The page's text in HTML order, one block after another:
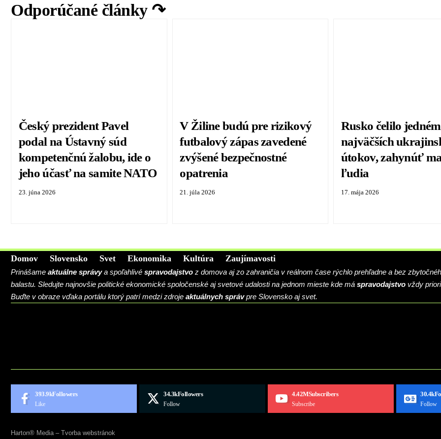
Odporúčané články ↷
Český prezident Pavel
podal na Ústavný súd
kompetenčnú žalobu, ide o
jeho účasť na samite NATO
23. júna 2026
V Žiline budú pre rizikový
futbalový zápas zavedené
zvýšené bezpečnostné
opatrenia
21. júla 2026
Rusko čelilo
najväčších
útokov, zahynúť
ľudia
17. mája 2026
Domov Slovensko Svet Ekonomika Kultúra Zaujímavosti
Prinášame aktuálne správya spoľahlivé spravodajstvo z domova aj zo zahraničia v reálnom čase rýchlo prehľadne a bez
balastu. Sledujte najnovšie politické ekonomické spoločenské aj svetové udalosti na jednom mieste kde má spravodajstvo vždy
Buďte v obraze vďaka portálu ktorý patrí medzi zdroje aktuálnych správpre Slovensko aj svet.
393.9kFollowers
Like
34.3kFollowers
Follow
4.42MSubscribers
Subscribe
30.4k
Follow
Harton® Media – Tvorba webstránok